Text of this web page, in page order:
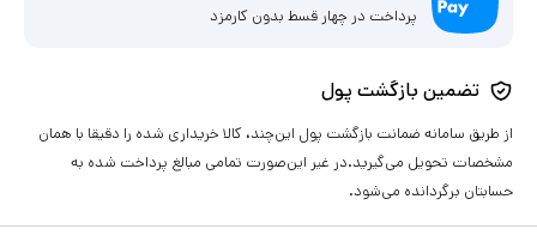
پرداخت در چهار قسط بدون کارمزد
تضمین بازگشت پول
از طریق سامانه ضمانت بازگشت پول این‌چند، کالا خریداری شده را دقیقا با همان
مشخصات تحویل می‌گیرید.در غیر این‌صورت تمامی مبالغ پرداخت شده به
حسابتان برگردانده می‌شود.